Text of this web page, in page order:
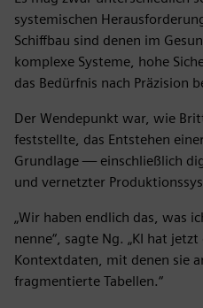
systemischen
Schiffbau sind denen im
komplexe Systeme, hohe
das Bedürfnis nach Präzision
Der Wendepunkt war, wie
feststellte, das Entstehen
Grundlage — einschließlich
und vernetzter
„Wir haben endlich das, was
nenne“, sagte Ng. „KI hat
Kontextdaten, mit denen sie
fragmentierte Tabellen.“